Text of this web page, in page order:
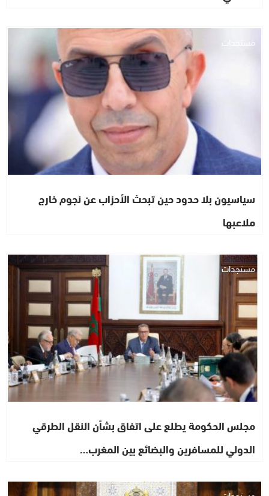
مستجدات
سياسيون بلا حدود حين تبحث الأحزاب عن نجوم خارج
ملاعبها
مستجدات
مجلس الحكومة يطلع على اتفاق بشأن النقل الطرقي
الدولي للمسافرين والبضائع بين المغرب…